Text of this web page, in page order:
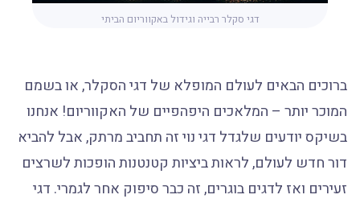
דגי סקלר רבייה וגידול באקווריום הביתי
ברוכים הבאים לעולם המופלא של דגי הסקלר, או בשמם
המוכר יותר – המלאכים היפהפיים של האקווריום! אנחנו
בשיקס יודעים שלגדל דגי נוי זה תחביב מרתק, אבל להביא
דור חדש לעולם, לראות ביציות קטנטנות הופכות לשרצים
זעירים ואז לדגים בוגרים, זה כבר סיפוק אחר לגמרי. דגי